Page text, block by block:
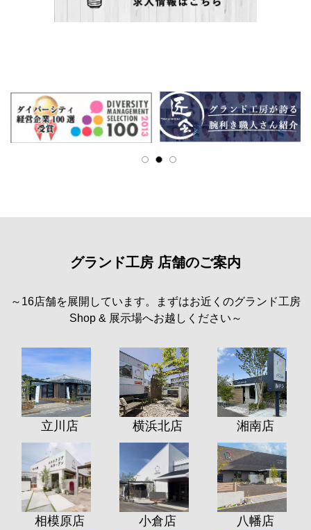
グランド工房 店舗のご案内
～16店舗を展開しています。まずはお近くのグランド工房
Shop & 展示場へお越しください～
立川店 横浜北店 湘南店
相模原店 小倉店 八幡店